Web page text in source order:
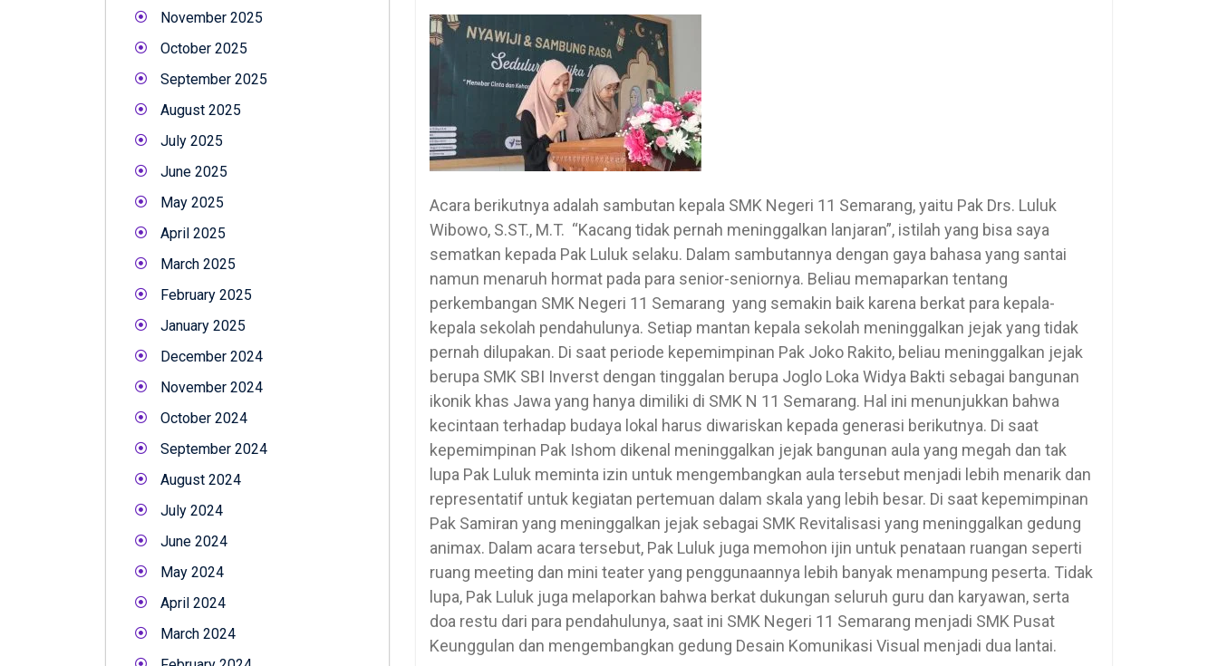
Acara berikutnya adalah sambutan kepala SMK Negeri 11 Semarang, yaitu Pak Drs. Luluk
Wibowo, S.ST., M.T. “Kacang tidak pernah meninggalkan lanjaran”, istilah yang bisa saya
sematkan kepada Pak Luluk selaku. Dalam sambutannya dengan gaya bahasa yang santai
namun menaruh hormat pada para senior-seniornya. Beliau memaparkan tentang
perkembangan SMK Negeri 11 Semarang yang semakin baik karena berkat para kepala-
kepala sekolah pendahulunya. Setiap mantan kepala sekolah meninggalkan jejak yang tidak
pernah dilupakan. Di saat periode kepemimpinan Pak Joko Rakito, beliau meninggalkan jejak
berupa SMK SBI Inverst dengan tinggalan berupa Joglo Loka Widya Bakti sebagai bangunan
ikonik khas Jawa yang hanya dimiliki di SMK N 11 Semarang. Hal ini menunjukkan bahwa
kecintaan terhadap budaya lokal harus diwariskan kepada generasi berikutnya. Di saat
kepemimpinan Pak Ishom dikenal meninggalkan jejak bangunan aula yang megah dan tak
lupa Pak Luluk meminta izin untuk mengembangkan aula tersebut menjadi lebih menarik dan
representatif untuk kegiatan pertemuan dalam skala yang lebih besar. Di saat kepemimpinan
Pak Samiran yang meninggalkan jejak sebagai SMK Revitalisasi yang meninggalkan gedung
animax. Dalam acara tersebut, Pak Luluk juga memohon ijin untuk penataan ruangan seperti
ruang meeting dan mini teater yang penggunaannya lebih banyak menampung peserta. Tidak
lupa, Pak Luluk juga melaporkan bahwa berkat dukungan seluruh guru dan karyawan, serta
doa restu dari para pendahulunya, saat ini SMK Negeri 11 Semarang menjadi SMK Pusat
Keunggulan dan mengembangkan gedung Desain Komunikasi Visual menjadi dua lantai.
November 2025
October 2025
September 2025
August 2025
July 2025
June 2025
May 2025
April 2025
March 2025
February 2025
January 2025
December 2024
November 2024
October 2024
September 2024
August 2024
July 2024
June 2024
May 2024
April 2024
March 2024